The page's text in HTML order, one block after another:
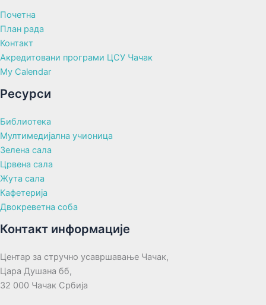
Почетна
План рада
Контакт
Акредитовани програми ЦСУ Чачак
My Calendar
Ресурси
Библиотека
Мултимедијална учионица
Зелена сала
Црвена сала
Жута сала
Кафетерија
Двокреветна соба
Контакт информације
Центар за стручно усавршавање Чачак,
Цара Душана бб,
32 000 Чачак Србија